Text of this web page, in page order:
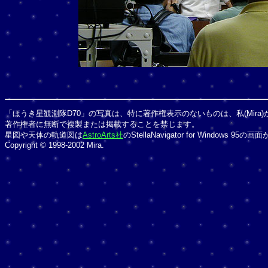
「ほうき星観測隊D70」の写真は、特に著作権表示のないものは、私(Mira)
著作権者に無断で複製または掲載することを禁じます。
星図や天体の軌道図はAstroArts社のStellaNavigator for Windows 95の画面
Copyright © 1998-2002 Mira.